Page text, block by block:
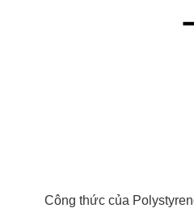
Công thức của